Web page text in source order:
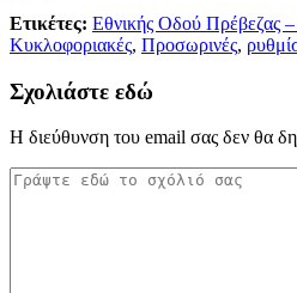
Μοιραστείτε
Ετικέτες: Εθνικής Οδού Πρέβεζας
Κυκλοφοριακές, Προσωρινές,
Σχολιάστε εδώ
Η διεύθυνση του email σας δεν θα